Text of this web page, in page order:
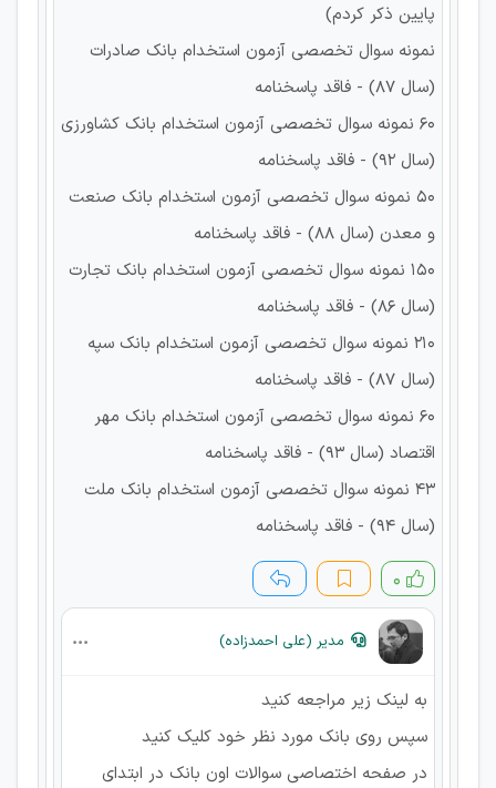
پایین ذکر کردم)
نمونه سوال تخصصی آزمون استخدام بانک صادرات
(سال 87) - فاقد پاسخنامه
60 نمونه سوال تخصصی آزمون استخدام بانک کشاورزی
(سال 92) - فاقد پاسخنامه
50 نمونه سوال تخصصی آزمون استخدام بانک صنعت
و معدن (سال 88) - فاقد پاسخنامه
150 نمونه سوال تخصصی آزمون استخدام بانک تجارت
(سال 86) - فاقد پاسخنامه
210 نمونه سوال تخصصی آزمون استخدام بانک سپه
(سال 87) - فاقد پاسخنامه
60 نمونه سوال تخصصی آزمون استخدام بانک مهر
اقتصاد (سال 93) - فاقد پاسخنامه
43 نمونه سوال تخصصی آزمون استخدام بانک ملت
(سال 94) - فاقد پاسخنامه
۰
مدیر (علی احمدزاده)
به لینک زیر مراجعه کنید
سپس روی بانک مورد نظر خود کلیک کنید
در صفحه اختصاصی سوالات اون بانک در ابتدای